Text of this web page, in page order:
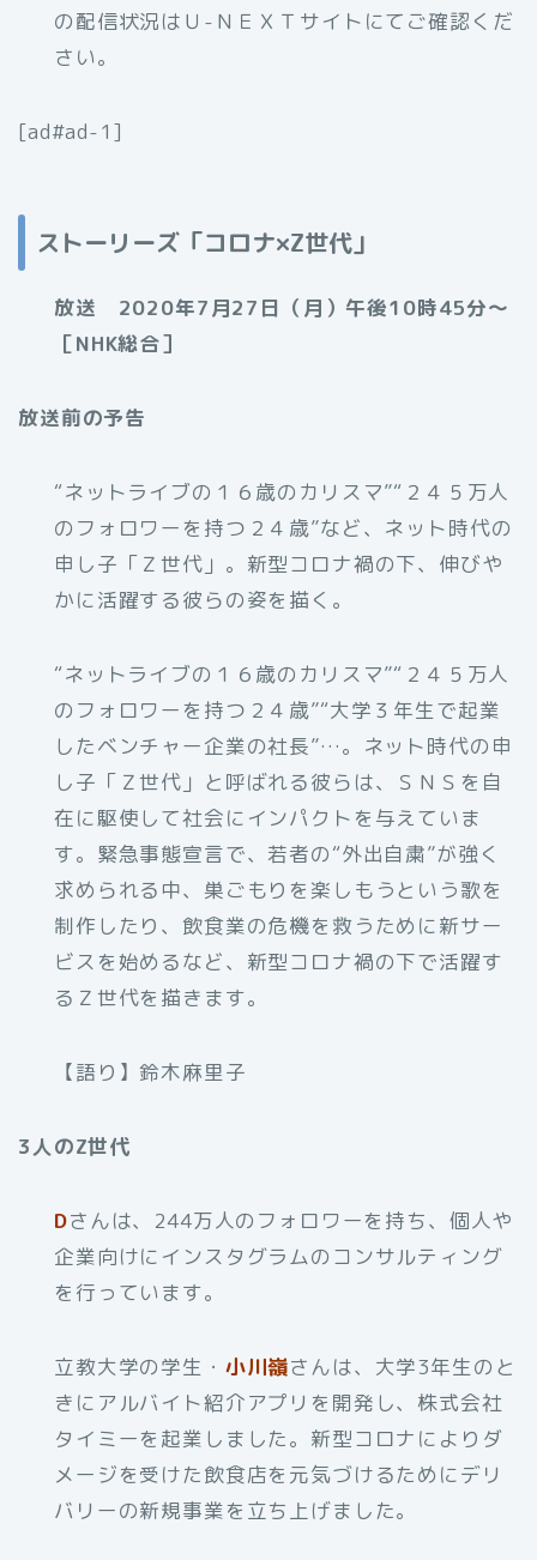
の配信状況はＵ-ＮＥＸＴサイトにてご確認くだ
さい。
[ad#ad-1]
ストーリーズ「コロナ×Z世代」
放送 2020年7月27日（月）午後10時45分〜
［NHK総合］
放送前の予告
“ネットライブの１６歳のカリスマ”“２４５万人
のフォロワーを持つ２４歳”など、ネット時代の
申し子「Ｚ世代」。新型コロナ禍の下、伸びや
かに活躍する彼らの姿を描く。
“ネットライブの１６歳のカリスマ”“２４５万人
のフォロワーを持つ２４歳”“大学３年生で起業
したベンチャー企業の社長”…。ネット時代の申
し子「Ｚ世代」と呼ばれる彼らは、ＳＮＳを自
在に駆使して社会にインパクトを与えていま
す。緊急事態宣言で、若者の“外出自粛”が強く
求められる中、巣ごもりを楽しもうという歌を
制作したり、飲食業の危機を救うために新サー
ビスを始めるなど、新型コロナ禍の下で活躍す
るＺ世代を描きます。
【語り】鈴木麻里子
3人のZ世代
Dさんは、244万人のフォロワーを持ち、個人や
企業向けにインスタグラムのコンサルティング
を行っています。
立教大学の学生・ 小川嶺さんは、大学3年生のと
きにアルバイト紹介アプリを開発し、株式会社
タイミーを起業しました。新型コロナによりダ
メージを受けた飲食店を元気づけるためにデリ
バリーの新規事業を立ち上げました。